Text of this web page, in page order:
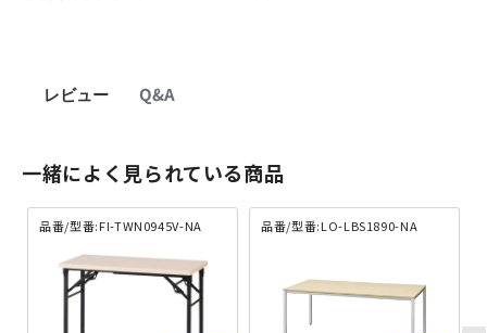
レビュー Q&A
一緒によく見られている商品
品番/型番:FI-TWN0945V-NA 品番/型番:LO-LBS1890-NA